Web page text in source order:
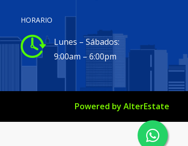
HORARIO
Lunes – Sábados:
9:00am – 6:00pm
Powered by AlterEstate